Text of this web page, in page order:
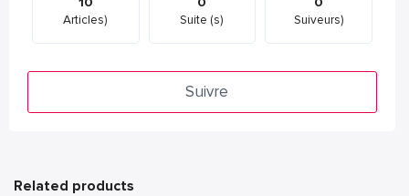
Articles) Suite (s) Suiveurs)
Suivre
Related products